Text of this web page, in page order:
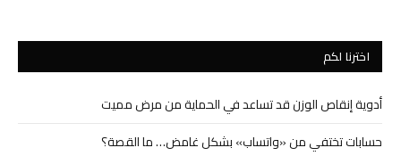
اخترنا لكم
أدوية إنقاص الوزن قد تساعد في الحماية من مرض مميت
حسابات تختفي من «واتساب» بشكل غامض… ما القصة؟